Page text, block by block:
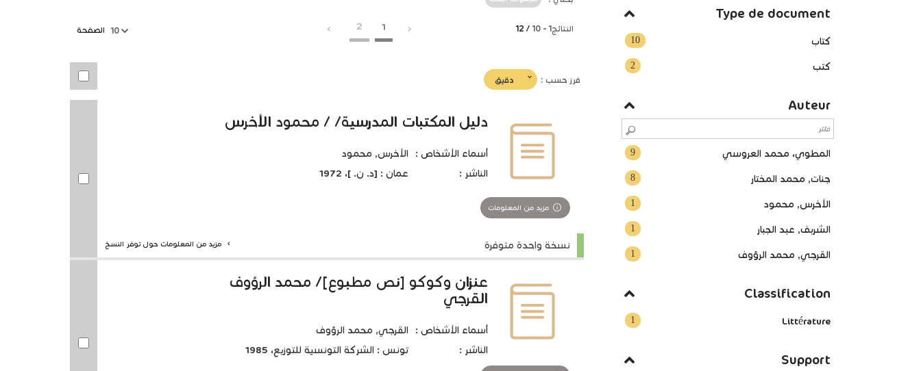
النتائج1
-
10
/ 12
1
2
10 الصفحة
فرز حسب : (imediatدقيق
دليل المكتبات المدرسية/ / محمود الأخرس
أسماء الأشخاص :
الأخرس, محمود
الناشر :
عمان : [د. ن. ]، 1972
مزيد من المعلومات
نسخة واحدة متوفرة مزيد من المعلومات حول توفر النسخ
عنزان وكوكو [نص مطبوع]/ محمد الرؤوف
القرجي
أسماء الأشخاص :
القرجي, محمد الرؤوف
الناشر :
تونس : الشركة التونسية للتوزيع، 1985
Type de document
10 كتاب
2 كتب
Auteur
9 المطوي، محمد العروسي
8 جنات, محمد المختار
1 الأخرس, محمود
1 الشربف, عبد الجبار
1 القرجي, محمد الرؤوف
Classification
1 Littérature
Support